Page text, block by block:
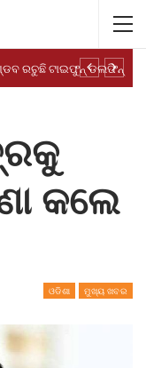
ରଚୁଛି ଟାଇଫୁନ୍ ଡଲଫିନ୍
କଲେ
ଓଡିଶା ମୁଖ୍ୟ ଖବର